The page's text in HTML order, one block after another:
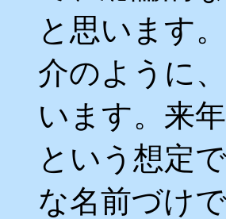
と思います
介のように
います。来
という想定
な名前づけ